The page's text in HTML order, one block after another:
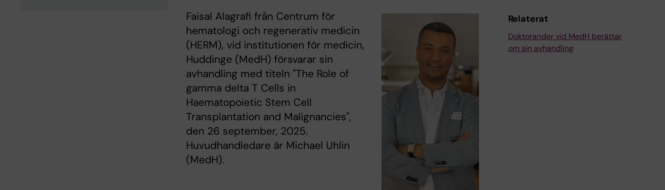
Faisal Alagrafi från Centrum för
hematologi och regenerativ medicin
(HERM), vid institutionen för medicin,
Huddinge (MedH) försvarar sin
avhandling med titeln "The Role of
gamma delta T Cells in
Haematopoietic Stem Cell
Transplantation and Malignancies",
den 26 september, 2025.
Huvudhandledare är Michael Uhlin
(MedH).
Relaterat
Doktorander vid MedH berättar
om sin avhandling